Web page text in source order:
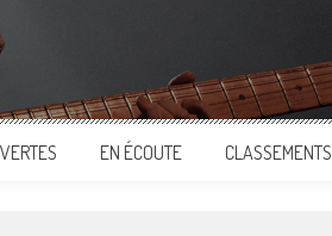
EN ÉCOUTE CLASSEMENTS